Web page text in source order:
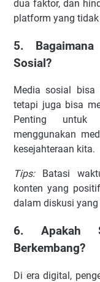
dua faktor, dan
platform yang
5.
Sosial?
Media sosial bisa
tetapi juga bisa
Penting untuk
menggunakan
kesejahteraan kita.
Tips:Batasi
konten yang
dalam diskusi
6. Apakah
Berkembang?
Di era digital,